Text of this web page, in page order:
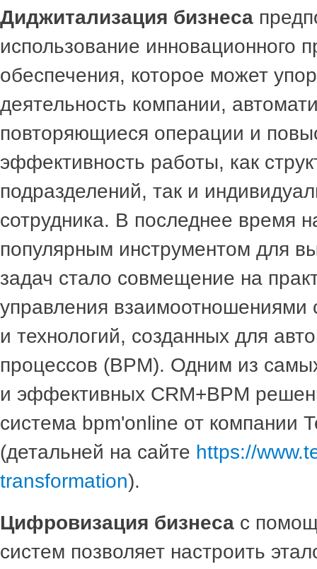
Диджитализация бизнеса
использование инновационного
обеспечения, которое может
деятельность компании,
повторяющиеся операции и
эффективность работы, как
подразделений, так и
сотрудника. В последнее время
популярным инструментом для
задач стало совмещение на
управления взаимоотношениями
и технологий, созданных для
процессов (BPM). Одним из
и эффективных CRM+BPM
система bpm'online от компании
(детальней на сайте https://
transformation).
Цифровизация бизнеса с
систем позволяет настроить